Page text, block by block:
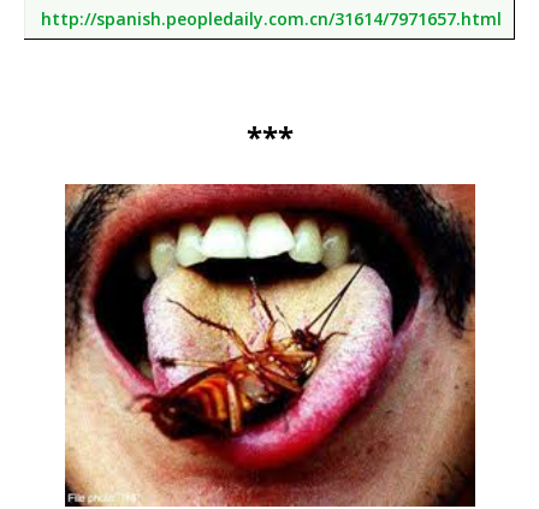
http://spanish.peopledaily.com.cn/31614/7971657.html
***